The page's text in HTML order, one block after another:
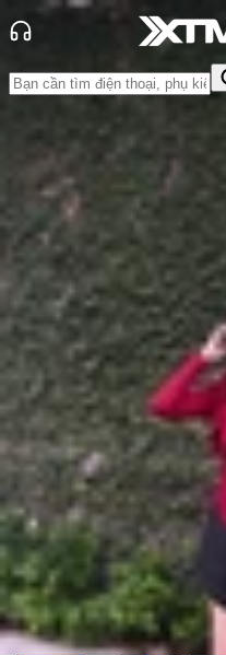
Tin tức
Tin Mới
Tin Mới
Đánh Giá - Trên
mãiThủ thuật Hỏi đáp
hàng - Sự kiện
Google Pixel 10
XL ra mắt: Bộ
mức giá đắt đỏ
Anh Thư
Ngày đăng: 21/08/2025
Cập nhật:
21/08/2025
Theo dõi XTMobile trên